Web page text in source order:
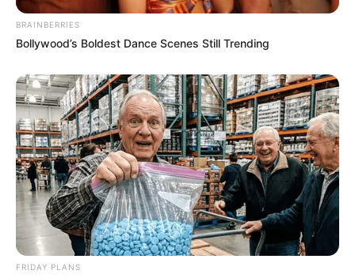
BRAINBERRIES
Bollywood’s Boldest Dance Scenes Still Trending
FRIDAY PLANS